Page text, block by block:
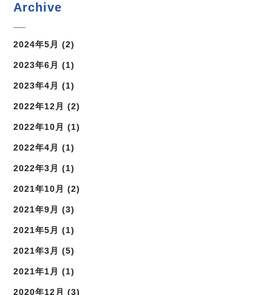
Archive
2024年5月 (2)
2023年6月 (1)
2023年4月 (1)
2022年12月 (2)
2022年10月 (1)
2022年4月 (1)
2022年3月 (1)
2021年10月 (2)
2021年9月 (3)
2021年5月 (1)
2021年3月 (5)
2021年1月 (1)
2020年12月 (3)